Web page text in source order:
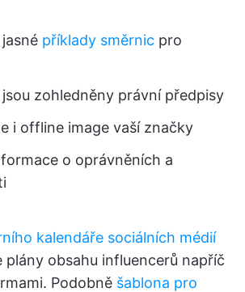
příklady směrnic pro
jsou zohledněny právní předpisy
i offline image vaší značky
o oprávněních a
kalendáře sociálních médií
plány obsahu influencerů napříč
Podobně šablona pro